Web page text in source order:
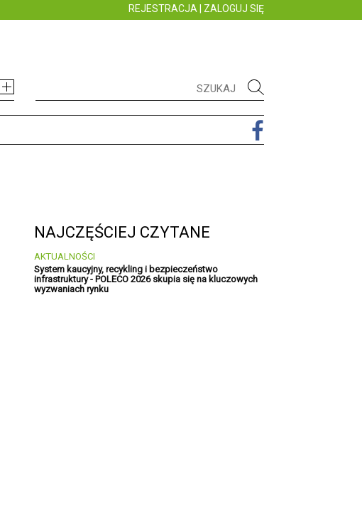
REJESTRACJA ZALOGUJ SIĘ
NAJCZĘŚCIEJ CZYTANE
AKTUALNOŚCI
System kaucyjny, recykling i bezpieczeństwo
infrastruktury - POLECO 2026 skupia się na kluczowych
wyzwaniach rynku